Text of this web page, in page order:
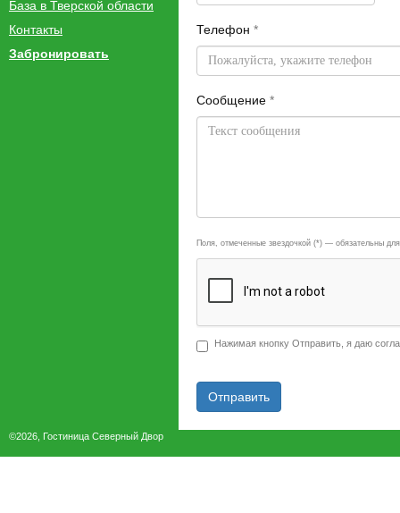
База в Тверской области
Контакты
Забронировать
Телефон *
Сообщение *
Поля, отмеченные звездочкой (*) — обязательны
Нажимая кнопку Отправить, я даю
Отправить
©2026, Гостиница Северный Двор